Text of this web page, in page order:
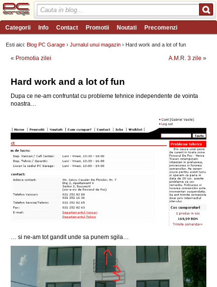
Categorii Info Contact Promotii Noutati Precomenzi
Review-uri Wishlist PC Garage TV Forum Blog Angajari
Esti aici:Blog PC Garage ›Jurnalul unui magazin › Hard work and a lot of fun
« Promotia zilei A.M.R. 3 zile »
Hard work and a lot of fun
Dupa ce ne-am confruntat cu probleme tehnice independente de vointa
noastra…
… si ne-am tot gandit unde sa punem sgila…